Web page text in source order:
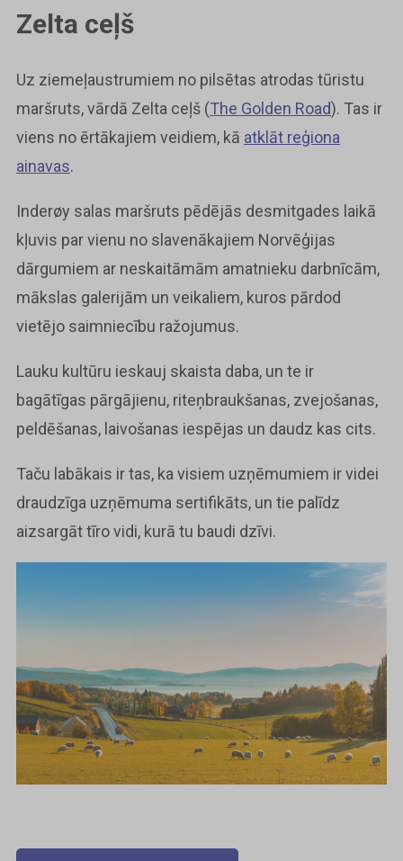
Zelta ceļš
Uz ziemeļaustrumiem no pilsētas atrodas tūristu
maršruts, vārdā Zelta ceļš (The Golden Road). Tas ir
viens no ērtākajiem veidiem, kā atklāt reģiona
ainavas.
Inderøy salas maršruts pēdējās desmitgades laikā
kļuvis par vienu no slavenākajiem Norvēģijas
dārgumiem ar neskaitāmām amatnieku darbnīcām,
mākslas galerijām un veikaliem, kuros pārdod
vietējo saimniecību ražojumus.
Lauku kultūru ieskauj skaista daba, un te ir
bagātīgas pārgājienu, riteņbraukšanas, zvejošanas,
peldēšanas, laivošanas iespējas un daudz kas cits.
Taču labākais ir tas, ka visiem uzņēmumiem ir videi
draudzīga uzņēmuma sertifikāts, un tie palīdz
aizsargāt tīro vidi, kurā tu baudi dzīvi.